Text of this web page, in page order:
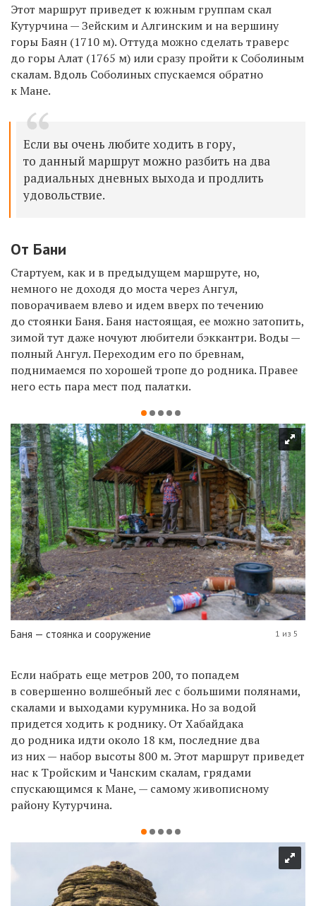
Этот маршрут приведет к южным группам скал
Кутурчина — Зейским и Алгинским и на вершину
горы Баян (1710 м). Оттуда можно сделать траверс
до горы Алат (1765 м) или сразу пройти к Соболиным
скалам. Вдоль Соболиных спускаемся обратно
к Мане.
Если вы очень любите ходить в гору,
то данный маршрут можно разбить на два
радиальных дневных выхода и продлить
удовольствие.
От Бани
Стартуем, как и в предыдущем маршруте, но,
немного не доходя до моста через Ангул,
поворачиваем влево и идем вверх по течению
до стоянки Баня. Баня настоящая, ее можно затопить,
зимой тут даже ночуют любители бэккантри. Воды —
полный Ангул. Переходим его по бревнам,
поднимаемся по хорошей тропе до родника. Правее
него есть пара мест под палатки.
Баня — стоянка и сооружение 1 из 5
Если набрать еще метров 200, то попадем
в совершенно волшебный лес с большими полянами,
скалами и выходами курумника. Но за водой
придется ходить к роднику. От Хабайдака
до родника идти около 18 км, последние два
из них — набор высоты 800 м. Этот маршрут приведет
нас к Тройским и Чанским скалам, грядами
спускающимся к Мане, — самому живописному
району Кутурчина.